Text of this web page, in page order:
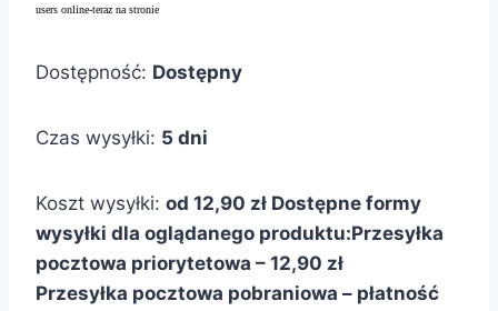
users online-teraz na stronie
Dostępność: Dostępny
Czas wysyłki: 5 dni
Koszt wysyłki: od 12,90 zł Dostępne formy
wysyłki dla oglądanego produktu:Przesyłka
pocztowa priorytetowa – 12,90 zł
Przesyłka pocztowa pobraniowa – płatność